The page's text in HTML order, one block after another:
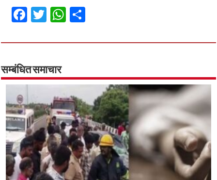
Fa
ce
b
o
o
k
T
wi
tt
er
W
h
at
p
p
ar
सम्बंधित समाचार